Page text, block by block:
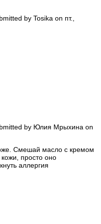
by Tosika on пт.,
by Юлия Мрыхина on
Смешай масло с кремом
просто оно
аллергия